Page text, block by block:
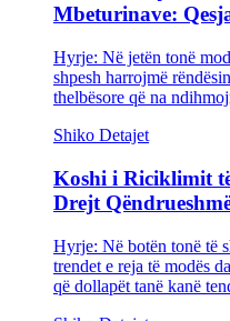
Mbeturinave:
Hyrje: Në jetën tonë
shpesh harrojmë
thelbësore që na
Shiko Detajet
Koshi i Riciklimit
Drejt
Hyrje: Në botën tonë të
trendet e reja të modës
që dollapët tanë kanë